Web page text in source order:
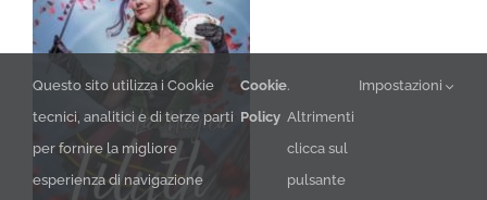
Questo sito utilizza i Cookie
tecnici, analitici e di terze parti
per fornire la migliore
esperienza di navigazione
Cookie
Policy
.
Altrimenti
clicca sul
pulsante
Impostazioni